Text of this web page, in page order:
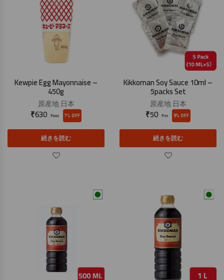
Kewpie Egg Mayonnaise –
450g
原産地日本
₹680
₹630 7% OFF
続きを読む
Kikkoman Soy Sauce 10ml –
5packs Set
原産地日本
₹55
₹50 9% OFF
続きを読む